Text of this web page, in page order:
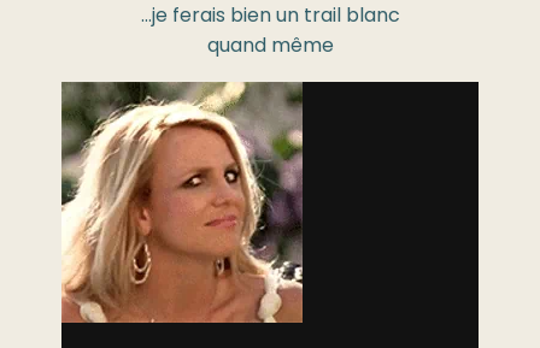
…je ferais bien un trail blanc
quand même